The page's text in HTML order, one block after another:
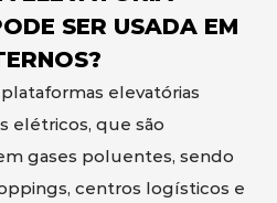
SER USADA EM
elevatórias
elétricos, que são
gases poluentes, sendo
centros logísticos e